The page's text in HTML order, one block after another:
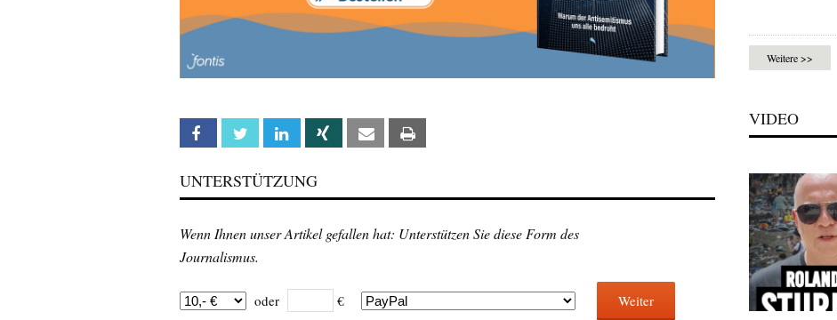
Facebook Twitter Linkedin Xing Email
UNTERSTÜTZUNG
Wenn Ihnen unser Artikel gefallen hat: Unterstützen Sie diese Form des
Journalismus.
oder € Weiter
Weitere >>
VIDEO